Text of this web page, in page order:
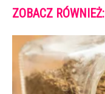
ZOBACZ RÓWNIEŻ: